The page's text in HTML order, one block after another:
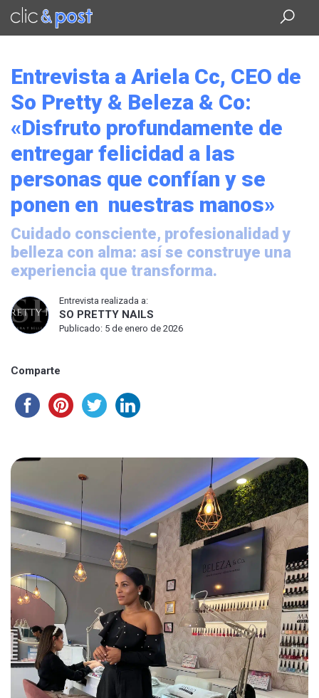
Saltar
contenido
Entrevista a Ariela Cc, CEO de
So Pretty & Beleza & Co:
«Disfruto profundamente de
entregar felicidad a las
personas que confían y se
ponen en nuestras manos»
Cuidado consciente, profesionalidad y
belleza con alma: así se construye una
experiencia que transforma.
Entrevista realizada a:
SO PRETTY NAILS
Publicado: 5 de enero de 2026
Comparte